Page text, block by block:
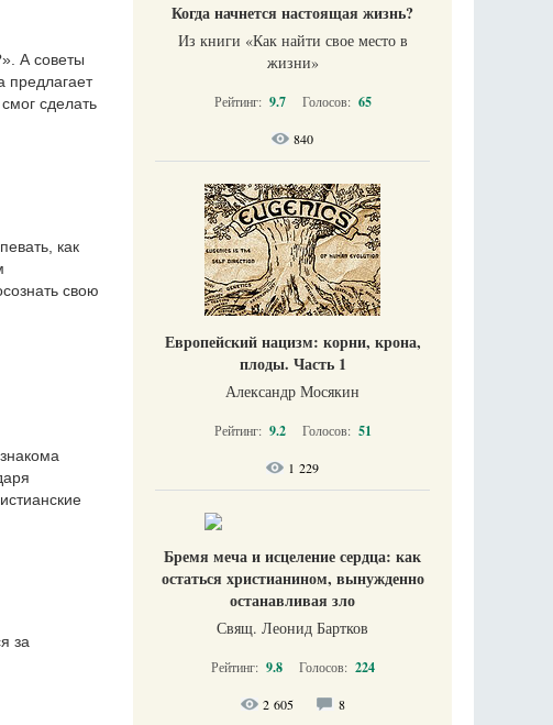
А советы
предлагает
сделать
как
свою
за
Когда начнется настоящая жизнь?
Из книги «Как найти свое место в
жизни​»
Рейтинг: 9.7 Голосов: 65
840
Европейский нацизм: корни, крона,
плоды. Часть 1
Александр Мосякин
Рейтинг: 9.2 Голосов: 51
1 229
Бремя меча и исцеление сердца: как
остаться христианином, вынужденно
останавливая зло
Свящ. Леонид Бартков
Рейтинг: 9.8 Голосов: 224
2 605 8